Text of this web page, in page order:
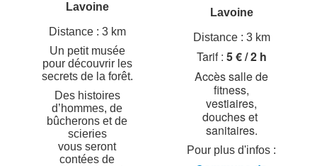
Lavoine
Distance : 3 km
Un petit musée
pour découvrir les
secrets de la forêt.
Des histoires
d’hommes, de
bûcherons et de
scieries
vous seront
contées de
Lavoine
Distance : 3 km
Tarif : 5 € / 2 h
Accès salle de
fitness,
vestiaires,
douches et
sanitaires.
Pour plus d'infos :